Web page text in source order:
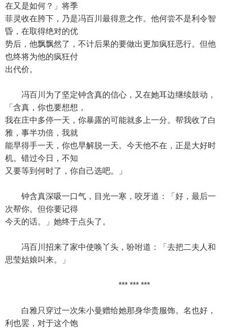
在又是如何？」将季
菲灵收在胯下，乃是冯百川最得意之作。他何尝不是利令智
昏，在取得绝对的优
势后，他飘飘然了，不计后果的要做出更加疯狂恶行。但他
也终将为他的疯狂付
出代价。
冯百川为了坚定钟含真的信心，又在她耳边继续鼓动，
「含真，你也要想想，
我在庄中多停一天，你暴露的可能就多上一分。帮我收了白
雅，事半功倍，我就
能早得手一天，你也早解脱一天。今天他不在，正是大好时
机。错过今日，不知
又要等到何时了，你自己选吧。」
钟含真深吸一口气，目光一寒，咬牙道：「好，最后一
次帮你。但你要记得
今天的话。」她终于点头了。
冯百川招来了家中使唤丫头，吩咐道：「去把二夫人和
思莹姑娘叫来。」
*** *** ***
白雅只穿过一次朱小曼赠给她那身华贵服饰。名也好，
利也罢，对于这个饱